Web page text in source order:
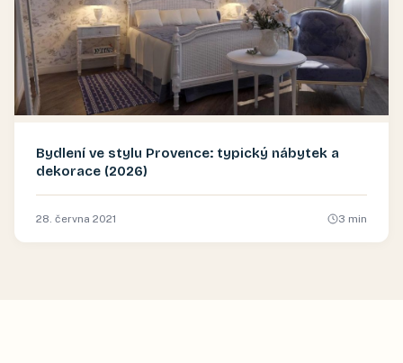
Bydlení ve stylu Provence: typický nábytek a
dekorace (2026)
28. června 2021 3 min